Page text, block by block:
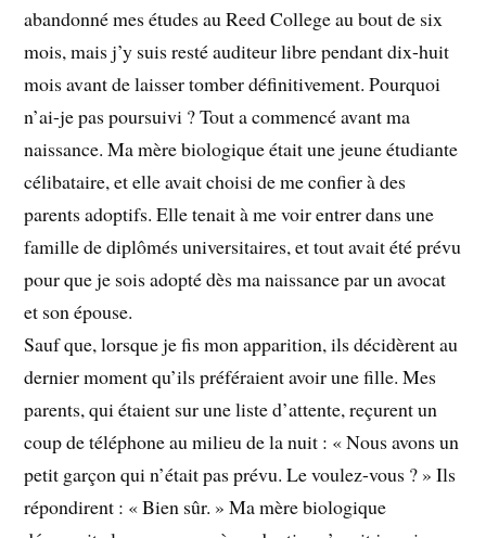
abandonné mes études au Reed College au bout de six
mois, mais j’y suis resté auditeur libre pendant dix-huit
mois avant de laisser tomber définitivement. Pourquoi
n’ai-je pas poursuivi ? Tout a commencé avant ma
naissance. Ma mère biologique était une jeune étudiante
célibataire, et elle avait choisi de me confier à des
parents adoptifs. Elle tenait à me voir entrer dans une
famille de diplômés universitaires, et tout avait été prévu
pour que je sois adopté dès ma naissance par un avocat
et son épouse.
Sauf que, lorsque je fis mon apparition, ils décidèrent au
dernier moment qu’ils préféraient avoir une fille. Mes
parents, qui étaient sur une liste d’attente, reçurent un
coup de téléphone au milieu de la nuit : « Nous avons un
petit garçon qui n’était pas prévu. Le voulez-vous ? » Ils
répondirent : « Bien sûr. » Ma mère biologique